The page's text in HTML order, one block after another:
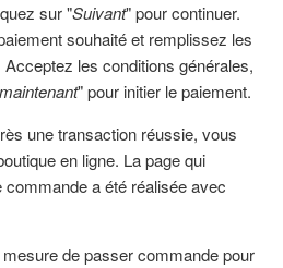
sur "Suivant" pour continuer.
souhaité et remplissez les
les conditions générales,
" pour initier le paiement.
une transaction réussie, vous
en ligne. La page qui
a été réalisée avec
de passer commande pour